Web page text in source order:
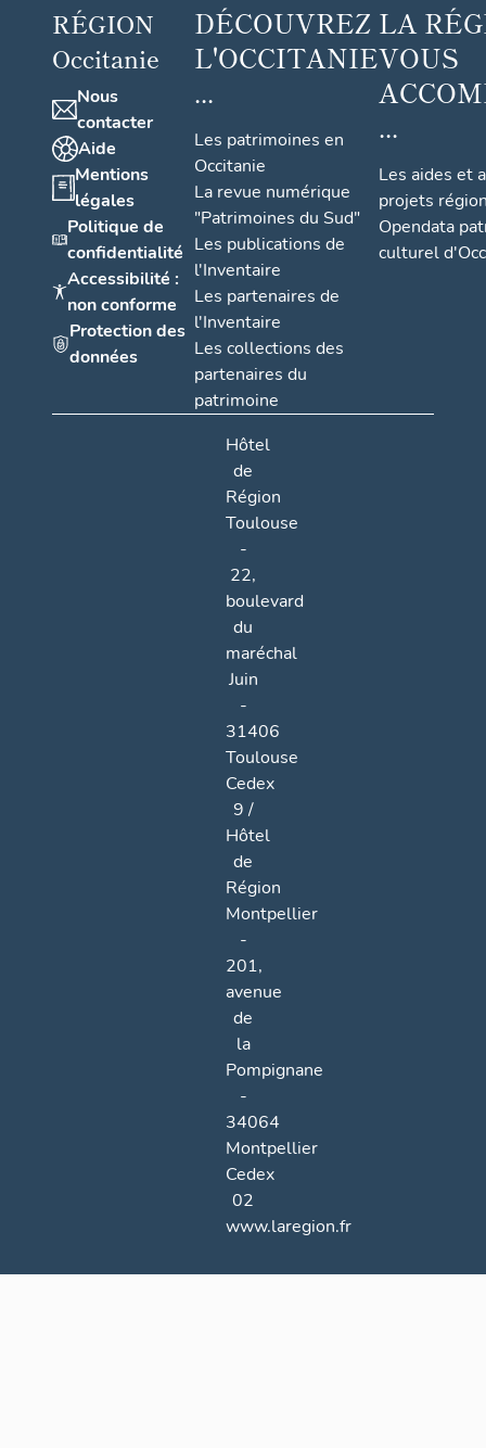
RÉGION
Occitanie
Nous
contacter
Aide
Mentions
légales
Politique de
confidentialité
Accessibilité :
non conforme
Protection des
données
DÉCOUVREZ
L'OCCITANIE
...
Les patrimoines en
Occitanie
La revue numérique
"Patrimoines du Sud"
Les publications de
l'Inventaire
Les partenaires de
l'Inventaire
Les collections des
partenaires du
patrimoine
LA
VOUS
...
Les aides et
projets
Opendata
culturel
Hôtel
de
Région
Toulouse
-
22,
boulevard
du
maréchal
Juin
-
31406
Toulouse
Cedex
9 /
Hôtel
de
Région
Montpellier
-
201,
avenue
de
la
Pompignane
-
34064
Montpellier
Cedex
02
www.laregion.fr